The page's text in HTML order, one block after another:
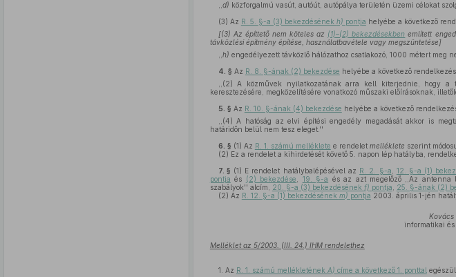
d) közforgalmú vasút, autóút, autópálya területén üzemi célokat
(3) Az R. 5. §-a (3) bekezdésének h) pontja helyébe a következő
[(3) Az építtető nem köteles az (1)–(2) bekezdésekben említett
távközlési építmény építése, használatbavétele vagy megszüntetése]
h) engedélyezett távközlő hálózathoz csatlakozó, 1000 métert meg
4. § Az R. 8. §-ának (2) bekezdése helyébe a következő
,,(2) A közművek nyilatkozatának arra kell kiterjednie, hogy a
keresztezésére, megközelítésére vonatkozó műszaki előírásoknak,
5. § Az R. 10. §-ának (4) bekezdése helyébe a következő
,,(4) A hatóság az elvi építési engedély megadását akkor is
határidőn belül nem tesz eleget.''
6. § (1) Az R. 1. számú melléklete e rendelet melléklete szerint
(2) Ez a rendelet a kihirdetését követő 5. napon lép hatályba,
7. § (1) E rendelet hatálybalépésével az R. 2. §-a 12. §-a (1)
pontja és (2) bekezdése 19. §-a és az azt megelőző ,,Az antenna
szabályok'' alcím,
20. §-a (3) bekezdésének f) pontja 25. §-ának (2)
(2) Az R. 12. §-a (1) bekezdésének m) pontja 2003. április 1-jén
Kovács
informatikai
Melléklet az 5/2003. (III. 24.) IHM rendelethez
1. Az R. 1. számú mellékletének A) címe a következő 1. ponttal